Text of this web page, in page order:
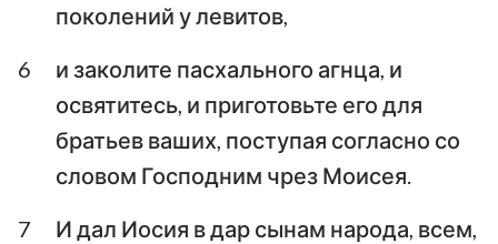
поколений у левитов,
6
и заколите пасхального агнца, и
освятитесь, и приготовьте его для
братьев ваших, поступая согласно со
словом Господним чрез Моисея.
7
И дал Иосия в дар сынам народа, всем,